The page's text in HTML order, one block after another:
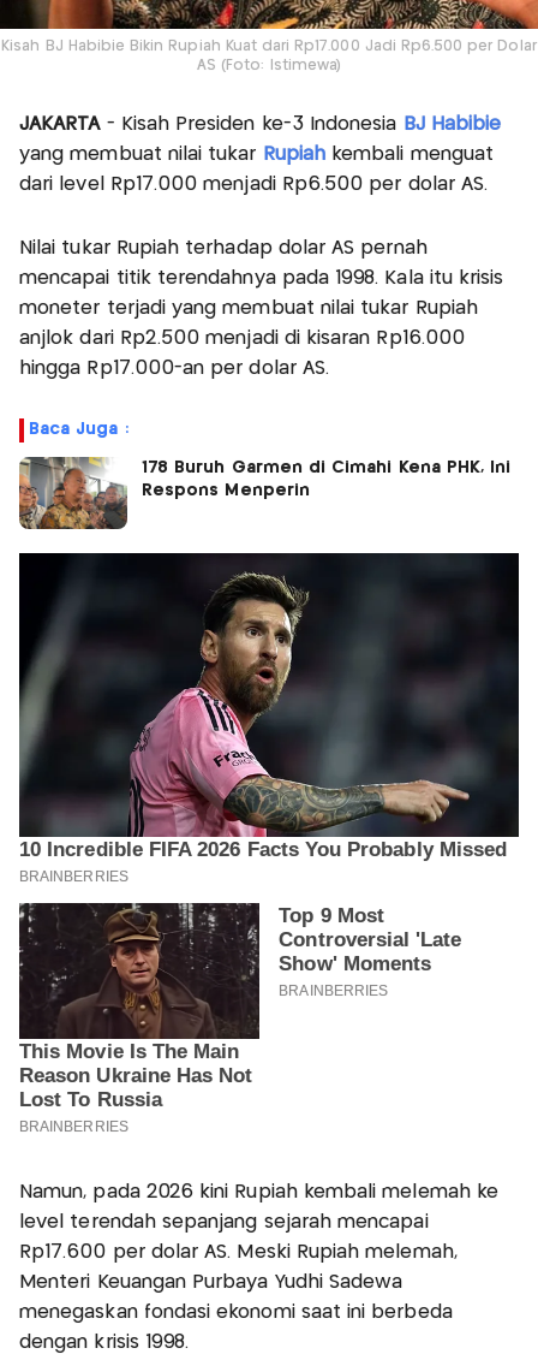
Kisah BJ Habibie Bikin Rupiah Kuat dari Rp17.000 Jadi Rp6.500 per Dolar
AS (Foto: Istimewa)
JAKARTA - Kisah Presiden ke-3 Indonesia BJ Habibie
yang membuat nilai tukar Rupiah kembali menguat
dari level Rp17.000 menjadi Rp6.500 per dolar AS.
Nilai tukar Rupiah terhadap dolar AS pernah
mencapai titik terendahnya pada 1998. Kala itu krisis
moneter terjadi yang membuat nilai tukar Rupiah
anjlok dari Rp2.500 menjadi di kisaran Rp16.000
hingga Rp17.000-an per dolar AS.
Baca Juga :
178 Buruh Garmen di Cimahi Kena PHK, Ini
Respons Menperin
Namun, pada 2026 kini Rupiah kembali melemah ke
level terendah sepanjang sejarah mencapai
Rp17.600 per dolar AS. Meski Rupiah melemah,
Menteri Keuangan Purbaya Yudhi Sadewa
menegaskan fondasi ekonomi saat ini berbeda
dengan krisis 1998.